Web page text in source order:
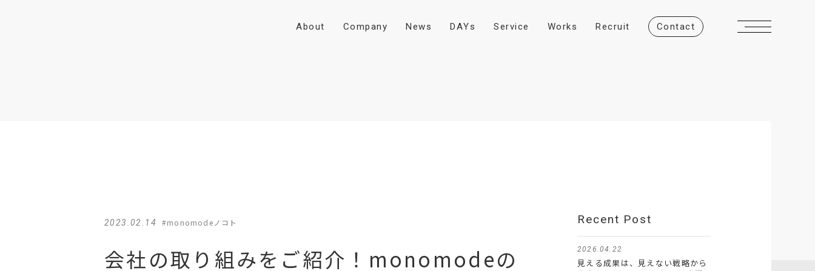
About Company News DAYs Service Works Recruit Contact
2023.02.14 #monomodeノコト
会社の取り組みをご紹介！monomodeの
Recent Post
2026.04.22
見える成果は、見えない戦略から